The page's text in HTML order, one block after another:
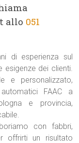
allo 051
di esperienza sul
esigenze dei clienti.
e personalizzato,
FAAC a
e provincia,
con fabbri,
offrirti un risultato